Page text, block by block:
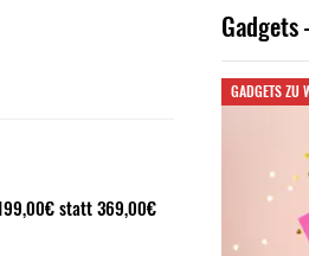
statt 369,00€
GADGETS ZU